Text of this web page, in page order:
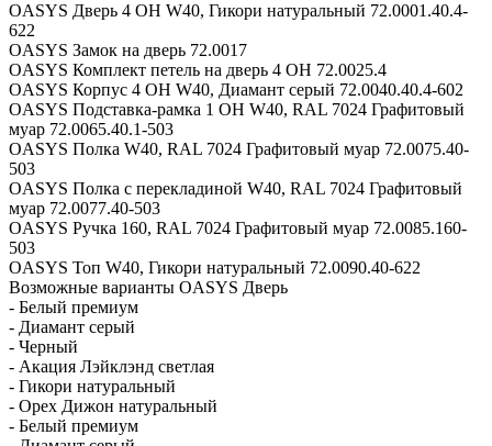
OASYS Дверь 4 OH W40, Гикори натуральный 72.0001.40.4-
622
OASYS Замок на дверь 72.0017
OASYS Комплект петель на дверь 4 OH 72.0025.4
OASYS Корпус 4 OH W40, Диамант серый 72.0040.40.4-602
OASYS Подставка-рамка 1 OH W40, RAL 7024 Графитовый
муар 72.0065.40.1-503
OASYS Полка W40, RAL 7024 Графитовый муар 72.0075.40-
503
OASYS Полка с перекладиной W40, RAL 7024 Графитовый
муар 72.0077.40-503
OASYS Ручка 160, RAL 7024 Графитовый муар 72.0085.160-
503
OASYS Топ W40, Гикори натуральный 72.0090.40-622
Возможные варианты OASYS Дверь
- Белый премиум
- Диамант серый
- Черный
- Акация Лэйклэнд светлая
- Гикори натуральный
- Орех Дижон натуральный
- Белый премиум